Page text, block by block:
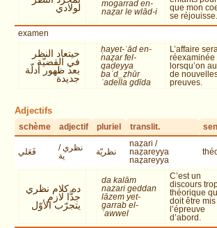
لولادي
mogarrad en-
naẓar le wlād-i
que mon
se réjouisse.
examen
حيتعاد النظر
في القضيّة
بعد ظهور أدلّة
جديدة
ḥayet-ʿād en-
naẓar fel-
qaḍeyya
baʿd_ẓhūr
ʾadella gdīda
L’affaire
réexaminée
lorsqu’on
de
preuves.
Adjectifs
schème adjectif pluriel translit.
فَعَلي
نظري /
ية
نظريّة
naẓari /
naẓareyya
naẓareyya
ده كلام نظري
جدًّا لازم
يتجرّب الأوّل
da kalām
nazari geddan
lāzem yet-
garrab el-
ʾawwel
C’est un
discours
théorique
doit être mis
l’épreuve
d’abord.